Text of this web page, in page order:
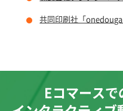
共同印刷社「onedouga
Eコマース